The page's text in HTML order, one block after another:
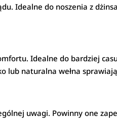
Idealne do noszenia z
Idealne do bardziej
lub naturalna wełna
uwagi. Powinny one